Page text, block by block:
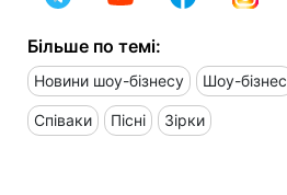
Більше по темі:
Новини шоу-бізнесу Шоу-бізнес
Співаки Пісні Зірки